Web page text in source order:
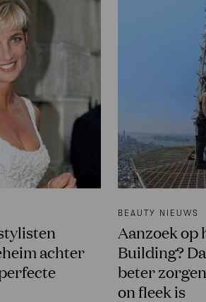
achter
BEAUTY NIEUWS
Aanzoek op
Building?
beter
on fleek is